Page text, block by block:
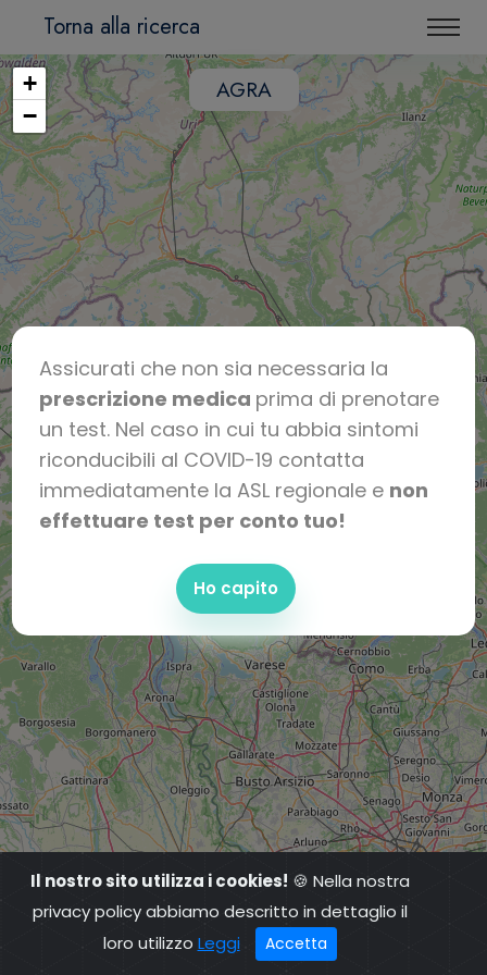
Assicurati che non sia necessaria la
prescrizione medica prima di prenotare
un test. Nel caso in cui tu abbia sintomi
riconducibili al COVID-19 contatta
immediatamente la ASL regionale e non
effettuare test per conto tuo!
Ho capito
Torna alla ricerca
AGRA
+
−
Il nostro sito utilizza i cookies! 🍪 Nella nostra
privacy policy abbiamo descritto in dettaglio il
loro utilizzo Leggi Accetta